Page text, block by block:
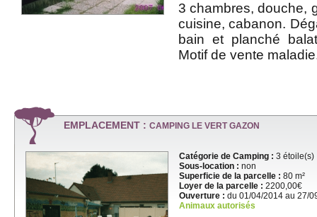
3 chambres, douche,
cuisine, cabanon.
bain et planché
Motif de vente
EMPLACEMENT : CAMPING LE VERT GAZON
Catégorie de Camping : 3 étoile(s)
Sous-location : non
Superficie de la parcelle : 80 m²
Loyer de la parcelle : 2200,00€
Ouverture : du 01/04/2014 au 27/
Animaux autorisés